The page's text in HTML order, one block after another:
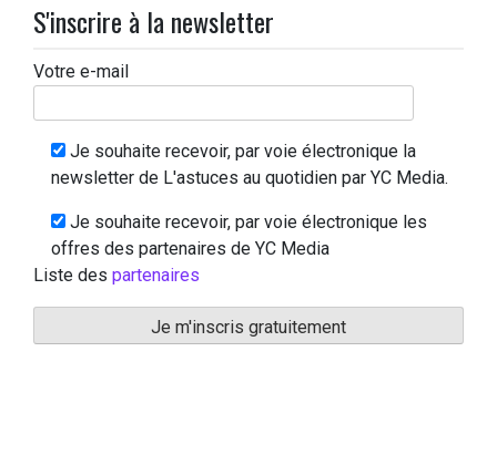
S'inscrire à la newsletter
Votre e-mail
Je souhaite recevoir, par voie électronique la
newsletter de L'astuces au quotidien par YC Media.
Je souhaite recevoir, par voie électronique les
offres des partenaires de YC Media
Liste des partenaires